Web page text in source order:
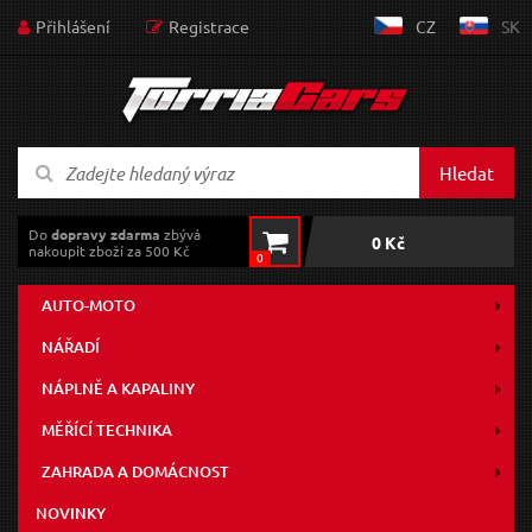
Přihlášení Registrace CZ SK
Hledat
Dodopravy zdarma zbývá
nakoupit zboží za 500 Kč
0
0 Kč
AUTO-MOTO
NÁŘADÍ
NÁPLNĚ A KAPALINY
MĚŘÍCÍ TECHNIKA
ZAHRADA A DOMÁCNOST
NOVINKY